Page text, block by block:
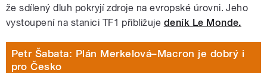
že sdílený dluh pokryjí zdroje na evropské úrovni. Jeho
vystoupení na stanici TF1 přibližuje deník Le Monde.
Petr Šabata: Plán Merkelová–Macron je dobrý i
pro Česko